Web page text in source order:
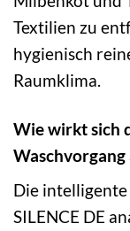
Textilien zu
hygienisch
Raumklima.
Wie wirkt sich
Waschvorgang
Die
SILENCE DE